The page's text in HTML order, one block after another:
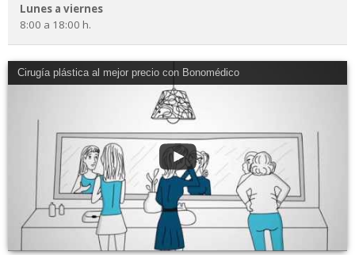
Lunes a viernes
8:00 a 18:00 h.
Cirugía plástica al mejor precio con Bonomédico